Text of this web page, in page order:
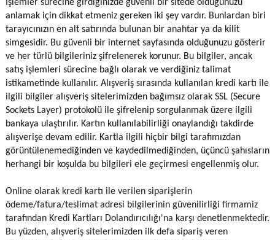
İşlemler sürecine girdiğinizde güvenli bir sitede olduğunuzu
anlamak için dikkat etmeniz gereken iki şey vardır. Bunlardan biri
tarayıcınızın en alt satırında bulunan bir anahtar ya da kilit
simgesidir. Bu güvenli bir internet sayfasında olduğunuzu gösterir
ve her türlü bilgileriniz şifrelenerek korunur. Bu bilgiler, ancak
satış işlemleri sürecine bağlı olarak ve verdiğiniz talimat
istikametinde kullanılır. Alışveriş sırasında kullanılan kredi kartı ile
ilgili bilgiler alışveriş sitelerimizden bağımsız olarak SSL (Secure
Sockets Layer) protokolü ile şifrelenip sorgulanmak üzere ilgili
bankaya ulaştırılır. Kartın kullanılabilirliği onaylandığı takdirde
alışverişe devam edilir. Kartla ilgili hiçbir bilgi tarafımızdan
görüntülenemediğinden ve kaydedilmediğinden, üçüncü şahısların
herhangi bir koşulda bu bilgileri ele geçirmesi engellenmiş olur.
Online olarak kredi kartı ile verilen siparişlerin
ödeme/fatura/teslimat adresi bilgilerinin güvenilirliği firmamiz
tarafından Kredi Kartları Dolandırıcılığı'na karşı denetlenmektedir.
Bu yüzden, alışveriş sitelerimizden ilk defa sipariş veren